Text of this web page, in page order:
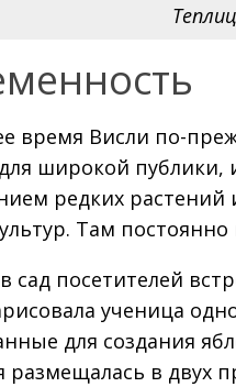
время Висли по-
широкой публики,
редких растений
Там
сад посетителей
ученица
для создания
размещалась в двух